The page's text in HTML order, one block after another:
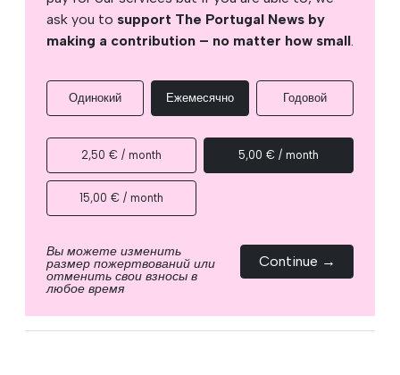
ask you to support The Portugal News by
making a contribution – no matter how small.
Одинокий Ежемесячно Годовой
2,50 € / month 5,00 € / month
15,00 € / month
Вы можете изменить
размер пожертвований или
отменить свои взносы в
любое время
Continue →